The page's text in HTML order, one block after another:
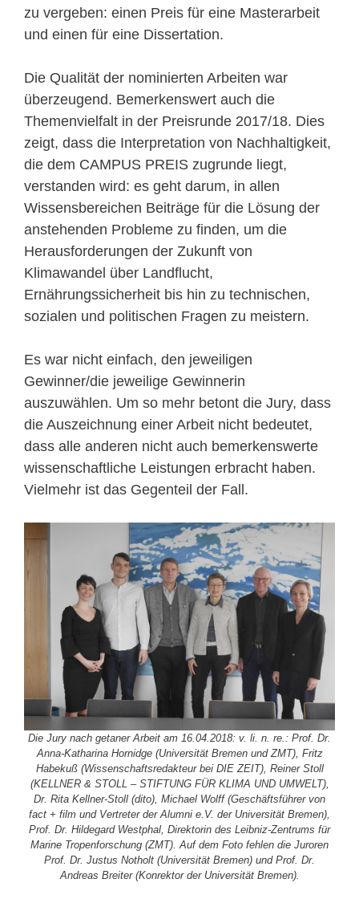
zu vergeben: einen Preis für eine Masterarbeit
und einen für eine Dissertation.
Die Qualität der nominierten Arbeiten war
überzeugend. Bemerkenswert auch die
Themenvielfalt in der Preisrunde 2017/18. Dies
zeigt, dass die Interpretation von Nachhaltigkeit,
die dem CAMPUS PREIS zugrunde liegt,
verstanden wird: es geht darum, in allen
Wissensbereichen Beiträge für die Lösung der
anstehenden Probleme zu finden, um die
Herausforderungen der Zukunft von
Klimawandel über Landflucht,
Ernährungssicherheit bis hin zu technischen,
sozialen und politischen Fragen zu meistern.
Es war nicht einfach, den jeweiligen
Gewinner/die jeweilige Gewinnerin
auszuwählen. Um so mehr betont die Jury, dass
die Auszeichnung einer Arbeit nicht bedeutet,
dass alle anderen nicht auch bemerkenswerte
wissenschaftliche Leistungen erbracht haben.
Vielmehr ist das Gegenteil der Fall.
Die Jury nach getaner Arbeit am 16.04.2018: v. li. n. re.: Prof. Dr.
Anna-Katharina Hornidge (Universität Bremen und ZMT), Fritz
Habekuß (Wissenschaftsredakteur bei DIE ZEIT), Reiner Stoll
(KELLNER & STOLL – STIFTUNG FÜR KLIMA UND UMWELT),
Dr. Rita Kellner-Stoll (dito), Michael Wolff (Geschäftsführer von
fact + film und Vertreter der Alumni e.V. der Universität Bremen),
Prof. Dr. Hildegard Westphal, Direktorin des Leibniz-Zentrums für
Marine Tropenforschung (ZMT). Auf dem Foto fehlen die Juroren
Prof. Dr. Justus Notholt (Universität Bremen) und Prof. Dr.
Andreas Breiter (Konrektor der Universität Bremen).